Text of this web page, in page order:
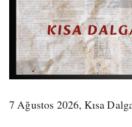
7 Ağustos 2026, Kısa